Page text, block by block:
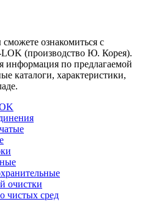
ознакомиться с
(производство Ю. Корея).
информация по предлагаемой
каталоги, характеристики,
очистки
чистых сред